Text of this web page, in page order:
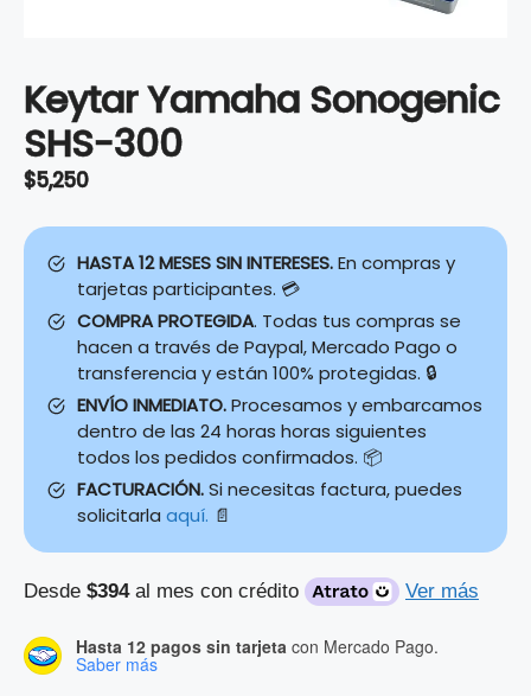
Keytar Yamaha Sonogenic
SHS-300
$5,250
HASTA 12 MESES SIN INTERESES.En compras y
tarjetas participantes. 💳
COMPRA PROTEGIDA. Todas tus compras se
hacen a través de Paypal, Mercado Pago o
transferencia y están 100% protegidas. 🔒
ENVÍO INMEDIATO.Procesamos y embarcamos
dentro de las 24 horas horas siguientes
todos los pedidos confirmados. 📦
FACTURACIÓN.Si necesitas factura, puedes
solicitarla aquí. 📄
Desde $394al mes con crédito Ver más
Hasta 12 pagos sin tarjeta con Mercado Pago.
Saber más